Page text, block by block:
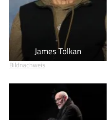
James Tolkan
Bildnachweis